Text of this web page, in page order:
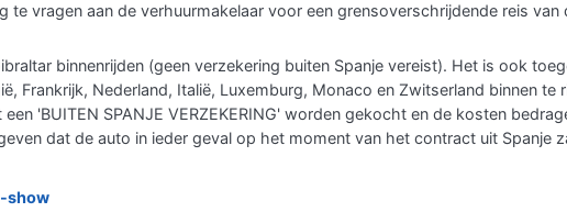
te vragen aan de verhuurmakelaar voor een grensoverschrijdende reis van
binnenrijden (geen verzekering buiten Spanje vereist). Het is ook
Frankrijk, Nederland, Italië, Luxemburg, Monaco en Zwitserland binnen te
'BUITEN SPANJE VERZEKERING' worden gekocht en de kosten
dat de auto in ieder geval op het moment van het contract uit Spanje
show